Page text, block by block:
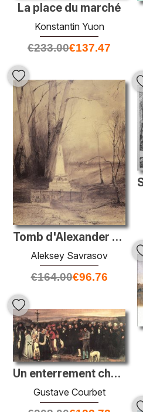
La place du marché
Konstantin Yuon
€233.00€137.47
Tomb d'Alexander Pouchkin dans le monastère de Svyatogorsky
Aleksey Savrasov
€164.00€96.76
Un enterrement chez Ornans
Gustave Courbet